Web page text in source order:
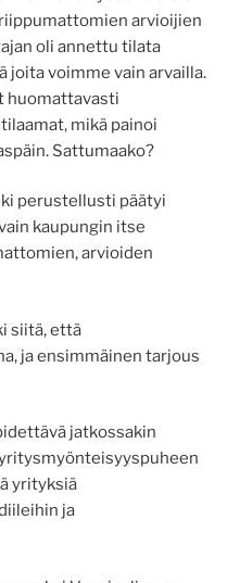
arvioijien
oli annettu tilata
joita voimme vain arvailla.
huomattavasti
mikä painoi
Sattumaako?
perustellusti päätyi
kaupungin itse
arvioiden
siitä, että
ja ensimmäinen tarjous
jatkossakin
yrityksiä
ja